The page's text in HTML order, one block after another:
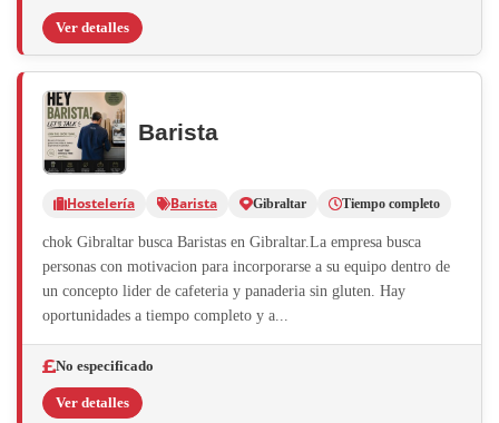
Ver detalles
Barista
Hostelería Barista Gibraltar Tiempo completo
chok Gibraltar busca Baristas en Gibraltar.La empresa busca
personas con motivacion para incorporarse a su equipo dentro de
un concepto lider de cafeteria y panaderia sin gluten. Hay
oportunidades a tiempo completo y a...
No especificado
Ver detalles